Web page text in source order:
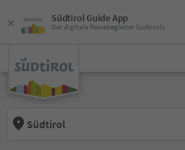
Südtirol Guide App
Der digitale Reisebegleiter Südtirols
Südtirol